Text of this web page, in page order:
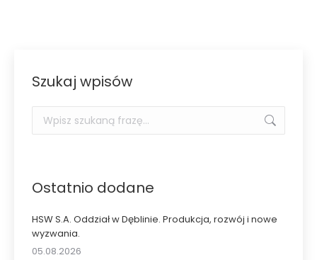
Szukaj wpisów
Szukaj:
Ostatnio dodane
HSW S.A. Oddział w Dęblinie. Produkcja, rozwój i nowe
wyzwania.
05.08.2026